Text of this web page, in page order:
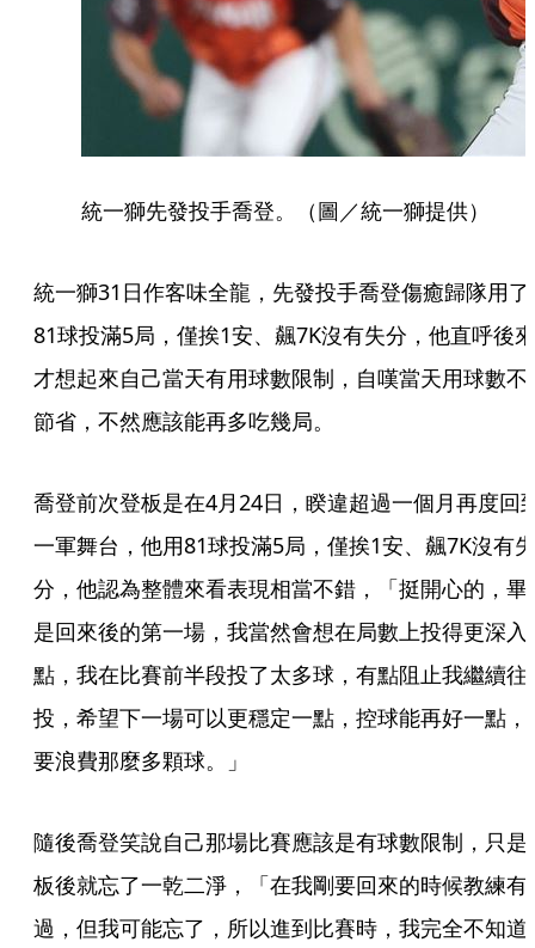
統一獅先發投手喬登。（圖／統一獅提供）
統一獅31日作客味全龍，先發投手喬登傷癒歸隊用了
81球投滿5局，僅挨1安、飆7K沒有失分，他直呼後來
才想起來自己當天有用球數限制，自嘆當天用球數不
節省，不然應該能再多吃幾局。
喬登前次登板是在4月24日，睽違超過一個月再度回
一軍舞台，他用81球投滿5局，僅挨1安、飆7K沒有失
分，他認為整體來看表現相當不錯，「挺開心的，畢
是回來後的第一場，我當然會想在局數上投得更深入
點，我在比賽前半段投了太多球，有點阻止我繼續往
投，希望下一場可以更穩定一點，控球能再好一點，
要浪費那麼多顆球。」
隨後喬登笑說自己那場比賽應該是有球數限制，只是
板後就忘了一乾二淨，「在我剛要回來的時候教練有
過，但我可能忘了，所以進到比賽時，我完全不知道